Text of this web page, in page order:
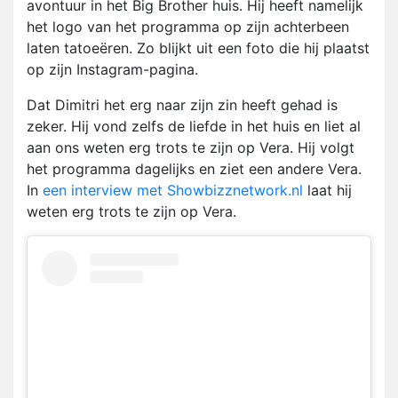
avontuur in het Big Brother huis. Hij heeft namelijk
het logo van het programma op zijn achterbeen
laten tatoeëren. Zo blijkt uit een foto die hij plaatst
op zijn Instagram-pagina.
Dat Dimitri het erg naar zijn zin heeft gehad is
zeker. Hij vond zelfs de liefde in het huis en liet al
aan ons weten erg trots te zijn op Vera. Hij volgt
het programma dagelijks en ziet een andere Vera.
In een interview met Showbizznetwork.nl laat hij
weten erg trots te zijn op Vera.